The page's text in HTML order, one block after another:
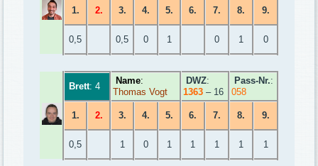
1. 2. 3. 4. 5. 6. 7. 8. 9.
0,5 0,5 0 1 0 1 0
Brett: 4
Name:
Thomas Vogt
DWZ:
1363 – 16
Pass-Nr.:
058
1. 2. 3. 4. 5. 6. 7. 8. 9.
0,5 1 0 1 1 1 1 1